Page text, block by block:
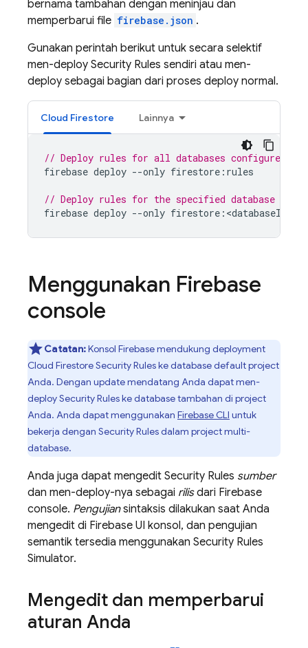
bernama tambahan dengan meninjau dan
memperbarui file firebase.json .
Gunakan perintah berikut untuk secara selektif
men-deploy Security Rules sendiri atau men-
deploy sebagai bagian dari proses deploy normal.
Cloud Firestore Lainnya
// Deploy rules for all databases configured in
firebase deploy --only firestore : rules
// Deploy rules for the specified database
firebase deploy --only firestore : <databaseId
Menggunakan Firebase
console
Catatan:Konsol Firebasemendukung deployment
Cloud FirestoreSecurity Ruleske database default project
Anda. Dengan update mendatang Anda dapat men-
deploySecurity Ruleske database tambahan di project
Anda. Anda dapat menggunakan Firebase CLI untuk
bekerja dengan Security Rulesdalam project multi-
database.
Anda juga dapat mengedit Security Rules sumber
dan men-deploy-nya sebagai rilisdari Firebase
console. Pengujiansintaksis dilakukan saat Anda
mengedit di Firebase UI konsol, dan pengujian
semantik tersedia menggunakan Security Rules
Simulator.
Mengedit dan memperbarui
aturan Anda